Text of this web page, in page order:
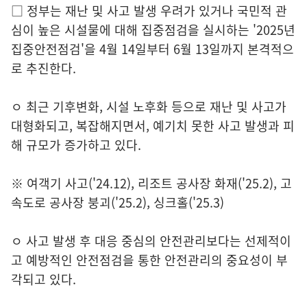
□ 정부는 재난 및 사고 발생 우려가 있거나 국민적 관
심이 높은 시설물에 대해 집중점검을 실시하는 '2025년
집중안전점검'을 4월 14일부터 6월 13일까지 본격적으
로 추진한다.
ㅇ 최근 기후변화, 시설 노후화 등으로 재난 및 사고가
대형화되고, 복잡해지면서, 예기치 못한 사고 발생과 피
해 규모가 증가하고 있다.
※ 여객기 사고('24.12), 리조트 공사장 화재('25.2), 고
속도로 공사장 붕괴('25.2), 싱크홀('25.3)
ㅇ 사고 발생 후 대응 중심의 안전관리보다는 선제적이
고 예방적인 안전점검을 통한 안전관리의 중요성이 부
각되고 있다.